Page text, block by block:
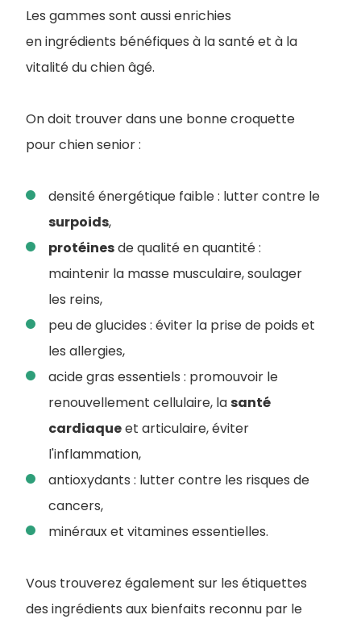
Les gammes sont aussi enrichies
en ingrédients bénéfiques à la santé et à la
vitalité du chien âgé.
On doit trouver dans une bonne croquette
pour chien senior :
densité énergétique faible : lutter contre le
surpoids,
protéinesde qualité en quantité :
maintenir la masse musculaire, soulager
les reins,
peu de glucides : éviter la prise de poids et
les allergies,
acide gras essentiels : promouvoir le
renouvellement cellulaire, lasanté
cardiaqueet articulaire, éviter
l'inflammation,
antioxydants : lutter contre les risques de
cancers,
minéraux et vitamines essentielles.
Vous trouverez également sur les étiquettes
des ingrédients aux bienfaits reconnu par le